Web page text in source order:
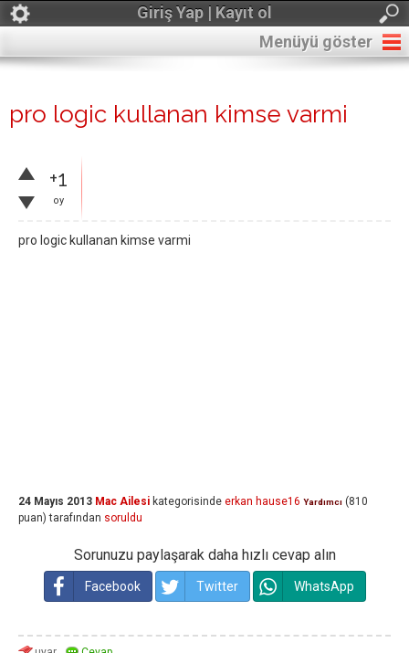
Giriş Yap | Kayıt ol
Menüyü göster
pro logic kullanan kimse varmi
+1
oy
pro logic kullanan kimse varmi
24 Mayıs 2013 Mac Ailesi kategorisinde erkan hause16 Yardımcı (810
puan) tarafından soruldu
Sorunuzu paylaşarak daha hızlı cevap alın
Facebook Twitter WhatsApp